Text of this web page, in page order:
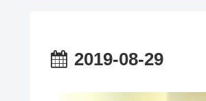
2019-08-29